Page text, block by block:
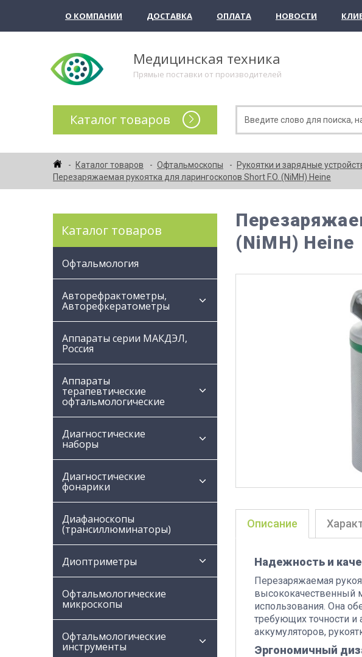
О КОМПАНИИ ДОСТАВКА ОПЛАТА НОВОСТИ
Медицинская техника
Прямые поставки от производителей
Каталог товаров
Каталог товаров Офтальмоскопы Рукоятки и зарядные
Перезаряжаемая рукоятка для ларингоскопов Short F.O. (NiMH) Heine
Каталог товаров
Офтальмология
Авторефрактометры,
Авторефкератометры
Аппараты серии МАКДЭЛ,
Россия
Аппараты
терапевтические
офтальмологические
Диагностические
наборы
Диагностические
фонарики
Диафаноскопы
(трансиллюминаторы)
Диоптриметры
Офтальмологические
микроскопы
Офтальмологические
инструменты
(NiMH) Heine
Описание
Надежность и
Перезаряжаемая
высококачественный
использования. Она
требующих точности и
аккумуляторов,
Эргономичный